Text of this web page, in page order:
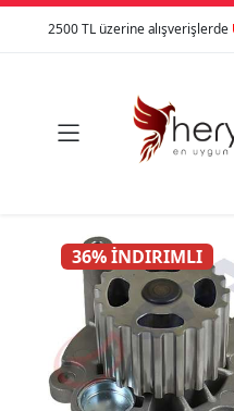
2500 TL üzerine alışverişlerde

36% İNDIRIMLI